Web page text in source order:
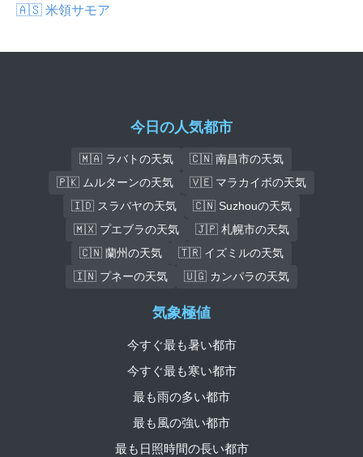
🇦🇸 米領サモア
今日の人気都市
🇲🇦 ラバトの天気
🇨🇳 南昌市の天気
🇵🇰 ムルターンの天気
🇻🇪 マラカイボの天気
🇮🇩 スラバヤの天気
🇨🇳 Suzhouの天気
🇲🇽 プエブラの天気
🇯🇵 札幌市の天気
🇨🇳 蘭州の天気
🇹🇷 イズミルの天気
🇮🇳 プネーの天気
🇺🇬 カンパラの天気
気象極値
今すぐ最も暑い都市
今すぐ最も寒い都市
最も雨の多い都市
最も風の強い都市
最も日照時間の長い都市